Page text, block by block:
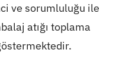
ve sorumluluğu ile
atığı toplama